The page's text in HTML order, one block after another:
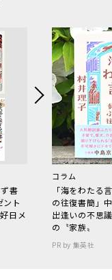
書
ント
日メ
コラム
「海をわた
の往復書簡」
出逢いの不思
の〝家族〟
PR by 集英社